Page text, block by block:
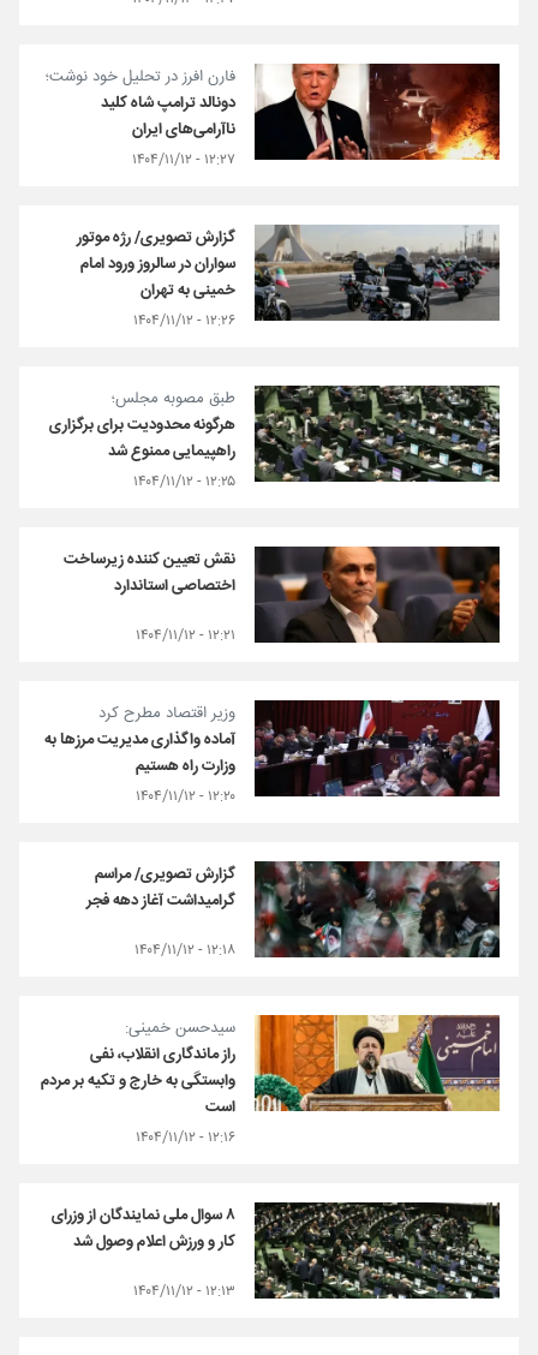
فارن افرز در تحلیل خود نوشت؛
دونالد ترامپ شاه کلید
ناآرامی‌های ایران
۱۲:۲۷ - ۱۴۰۴/۱۱/۱۲
گزارش تصویری/ رژه موتور
سواران در سالروز ورود امام
خمینی به تهران
۱۲:۲۶ - ۱۴۰۴/۱۱/۱۲
طبق مصوبه مجلس؛
هرگونه محدودیت برای برگزاری
راهپیمایی ممنوع شد
۱۲:۲۵ - ۱۴۰۴/۱۱/۱۲
نقش تعیین کننده زیرساخت
اختصاصی استاندارد
۱۲:۲۱ - ۱۴۰۴/۱۱/۱۲
وزیر اقتصاد مطرح کرد
آماده واگذاری مدیریت مرزها به
وزارت راه هستیم
۱۲:۲۰ - ۱۴۰۴/۱۱/۱۲
گزارش تصویری/ مراسم
گرامیداشت آغاز دهه فجر
۱۲:۱۸ - ۱۴۰۴/۱۱/۱۲
سیدحسن خمینی:
راز ماندگاری انقلاب، نفی
وابستگی به خارج و تکیه بر مردم
است
۱۲:۱۶ - ۱۴۰۴/۱۱/۱۲
۸ سوال ملی نمایندگان از وزرای
کار و ورزش اعلام وصول شد
۱۲:۱۳ - ۱۴۰۴/۱۱/۱۲